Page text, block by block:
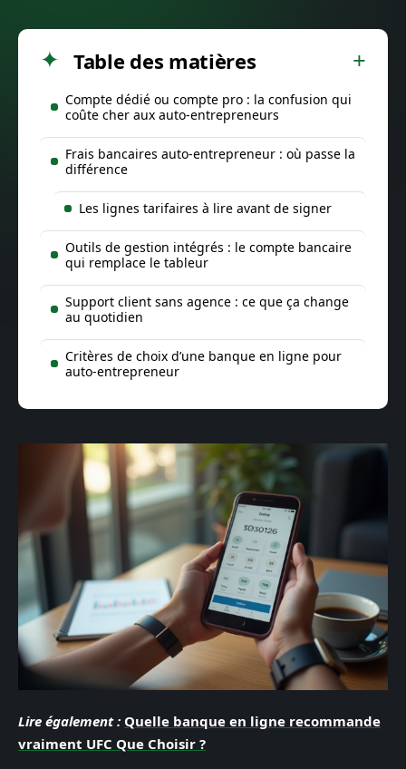
Table des matières
Compte dédié ou compte pro : la confusion qui
coûte cher aux auto-entrepreneurs
Frais bancaires auto-entrepreneur : où passe la
différence
Les lignes tarifaires à lire avant de signer
Outils de gestion intégrés : le compte bancaire
qui remplace le tableur
Support client sans agence : ce que ça change
au quotidien
Critères de choix d’une banque en ligne pour
auto-entrepreneur
Lire également : Quelle banque en ligne recommande
vraiment UFC Que Choisir ?